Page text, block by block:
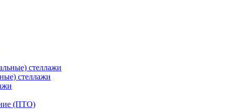
стеллажи
стеллажи
(ПТО)